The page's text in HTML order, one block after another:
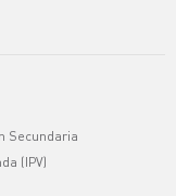
Secundaria
(IPV)